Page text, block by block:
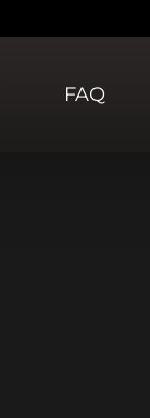
FAQ